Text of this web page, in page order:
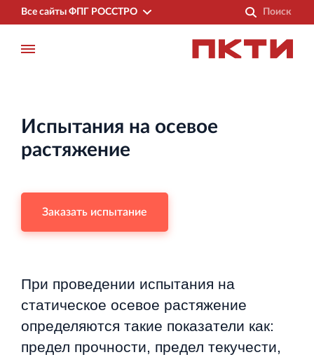
Все сайты ФПГ РОССТРО
Финансово‐промышленная группа РОССТРО
и Ленинградской области
Испытания на осевое
растяжение
Заказать испытание
При проведении испытания на
статическое осевое растяжение
определяются такие показатели как:
предел прочности, предел текучести,